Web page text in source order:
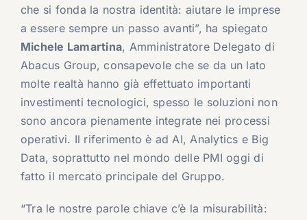
che si fonda la nostra identità: aiutare le imprese
a essere sempre un passo avanti”, ha spiegato
Michele Lamartina, Amministratore Delegato di
Abacus Group, consapevole che se da un lato
molte realtà hanno già effettuato importanti
investimenti tecnologici, spesso le soluzioni non
sono ancora pienamente integrate nei processi
operativi. Il riferimento è ad AI, Analytics e Big
Data, soprattutto nel mondo delle PMI oggi di
fatto il mercato principale del Gruppo.
“Tra le nostre parole chiave c’è la misurabilità: